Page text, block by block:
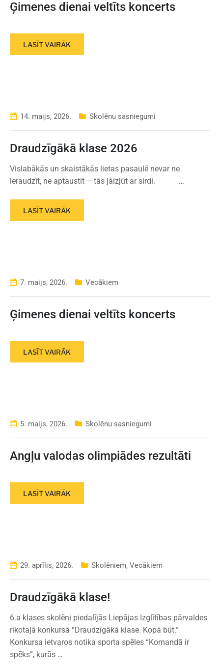
Ģimenes dienai veltīts koncerts
LASĪT VAIRĀK
14. maijs, 2026. Skolēnu sasniegumi
Draudzīgākā klase 2026
Vislabākās un skaistākās lietas pasaulē nevar ne
ieraudzīt, ne aptaustīt – tās jāizjūt ar sirdi. …
LASĪT VAIRĀK
7. maijs, 2026. Vecākiem
Ģimenes dienai veltīts koncerts
LASĪT VAIRĀK
5. maijs, 2026. Skolēnu sasniegumi
Angļu valodas olimpiādes rezultāti
LASĪT VAIRĀK
29. aprīlis, 2026. Skolēniem, Vecākiem
Draudzīgākā klase!
6.a klases skolēni piedalījās Liepājas Izglītības pārvaldes
rīkotajā konkursā “Draudzīgākā klase. Kopā būt.”
Konkursa ietvaros notika sporta spēles “Komandā ir
spēks”, kurās …